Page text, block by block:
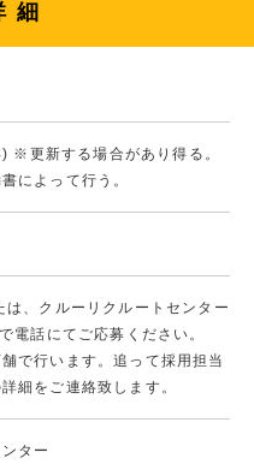
細
※更新する場合があり得る。
によって行う。
は、クルーリクルートセンター
話にてご応募ください。
で行います。追って採用担当
細をご連絡致します。
ター